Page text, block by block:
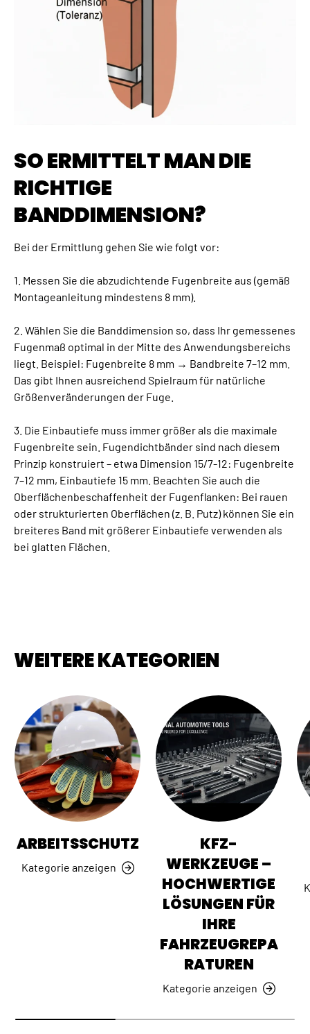
SO ERMITTELT MAN DIE
RICHTIGE
BANDDIMENSION?
Bei der Ermittlung gehen Sie wie folgt vor:
1. Messen Sie die abzudichtende Fugenbreite aus (gemäß
Montageanleitung mindestens 8 mm).
2. Wählen Sie die Banddimension so, dass Ihr gemessenes
Fugenmaß optimal in der Mitte des Anwendungsbereichs
liegt. Beispiel: Fugenbreite 8 mm → Bandbreite 7–12 mm.
Das gibt Ihnen ausreichend Spielraum für natürliche
Größenveränderungen der Fuge.
3. Die Einbautiefe muss immer größer als die maximale
Fugenbreite sein. Fugendichtbänder sind nach diesem
Prinzip konstruiert – etwa Dimension 15/7-12: Fugenbreite
7–12 mm, Einbautiefe 15 mm. Beachten Sie auch die
Oberflächenbeschaffenheit der Fugenflanken: Bei rauen
oder strukturierten Oberflächen (z. B. Putz) können Sie ein
breiteres Band mit größerer Einbautiefe verwenden als
bei glatten Flächen.
WEITERE KATEGORIEN
ARBEITSSCHUTZ
Kategorie anzeigen
KFZ-
WERKZEUGE –
HOCHWERTIGE
LÖSUNGEN FÜR
IHRE
FAHRZEUGREPA
RATUREN
Kategorie anzeigen